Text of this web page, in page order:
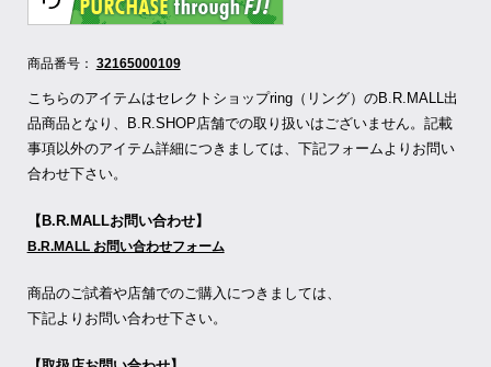
商品番号： 32165000109
こちらのアイテムはセレクトショップring（リング）のB.R.MALL出
品商品となり、B.R.SHOP店舗での取り扱いはございません。記載
事項以外のアイテム詳細につきましては、下記フォームよりお問い
合わせ下さい。
【B.R.MALLお問い合わせ】
B.R.MALL お問い合わせフォーム
商品のご試着や店舗でのご購入につきましては、
下記よりお問い合わせ下さい。